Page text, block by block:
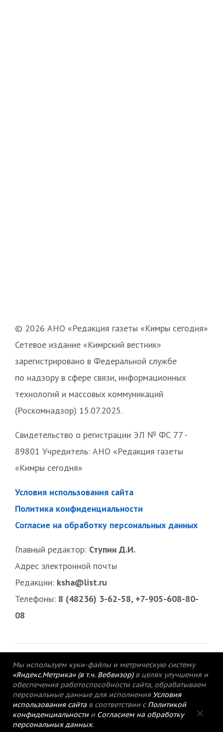
© 2026 АНО «Редакция газеты «Кимры сегодня»
Сетевое издание «Кимрский вестник»
зарегистрировано в Федеральной службе
по надзору в сфере связи, информационных
технологий и массовых коммуникаций
(Роскомнадзор) 15.07.2025.
Свидетельство о регистрации ЭЛ № ФС 77 -
89801 Учредитель: АНО «Редакция газеты
«Кимры сегодня»
Условия использования сайта
Политика конфиденциальности
Согласие на обработку персональных данных
Главный редактор: Ступин Д.И.
Адрес электронной почты
Редакции: ksha@list.ru
Телефоны: 8 (48236) 3-62-58, +7-905-608-80-
08
© 2015-2021 Редакция газеты «Кимрский
Мы используем куки-файлы и метрическую систему
«Яндекс.Метрика» (в т.ч. Вебвизор) в целях улучшения и
обеспечения работоспособности сайта, обрабатываем
персональные данные для исполнения Условия
использования сайтав соответствии с Политикой
конфиденциальностии Согласием на обработку
персональных данных.